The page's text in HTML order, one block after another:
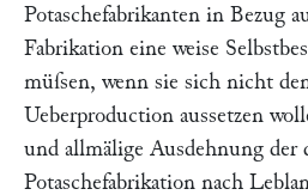
Potaschefabrikanten in Bezug
Fabrikation eine weise
müſsen, wenn sie sich nicht
Ueberproduction aussetzen
und allmälige Ausdehnung der
Potaschefabrikation nach